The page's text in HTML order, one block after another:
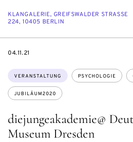
KLANGALERIE, GREIFSWALDER STRASSE 2
24, 10405 BERLIN
diejungeakademie@
Museum Dresden
Themen:
VERANSTALTUNG PSYCHOLOGIE
JUBILÄUM2020
EVENTBEGINSON
04.11.21